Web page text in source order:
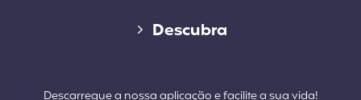
Cap Student
Seguro de viagem para o Canadá
Descubra
Descarregue a nossa aplicação e facilite a sua vida!